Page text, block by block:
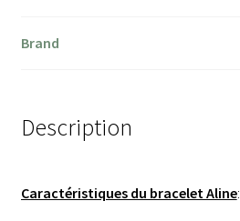
Brand
Description
Caractéristiques du bracelet Aline: